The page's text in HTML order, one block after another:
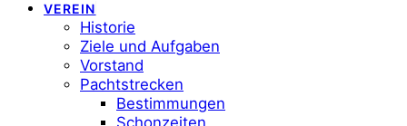
VEREIN
Historie
Ziele und Aufgaben
Vorstand
Pachtstrecken
Bestimmungen